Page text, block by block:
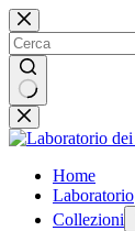
Salta
al
contenuto
Nessun
risultato
Home
Laboratorio
Collezioni